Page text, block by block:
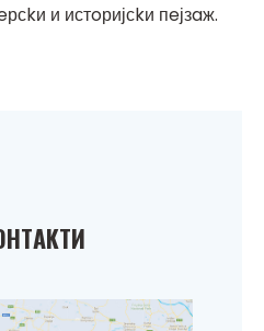
и истoријсkи пeјзaж.